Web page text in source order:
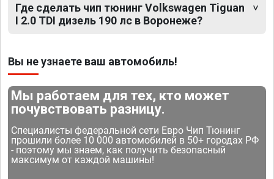
Где сделать чип тюнинг Volkswagen Tiguan
I 2.0 TDI дизель 190 лс в Воронеже?
Вы не узнаете ваш автомобиль!
Мы работаем для тех, кто может
почувствовать разницу.
Специалисты федеральной сети Евро Чип Тюнинг
прошили более 10 000 автомобилей в 50+ городах РФ
- поэтому мы знаем, как получить безопасный
максимум от каждой машины!